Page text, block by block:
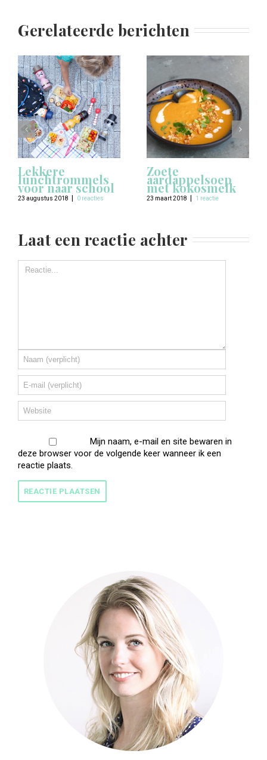
Gerelateerde berichten
Lekkere
lunchtrommels
voor naar school
23 augustus 2018 | 0 reacties
Zoete
aardappelsoep
met kokosmelk
23 maart 2018 | 1 reactie
Laat een reactie achter
Mijn naam, e-mail en site bewaren in
deze browser voor de volgende keer wanneer ik een
reactie plaats.